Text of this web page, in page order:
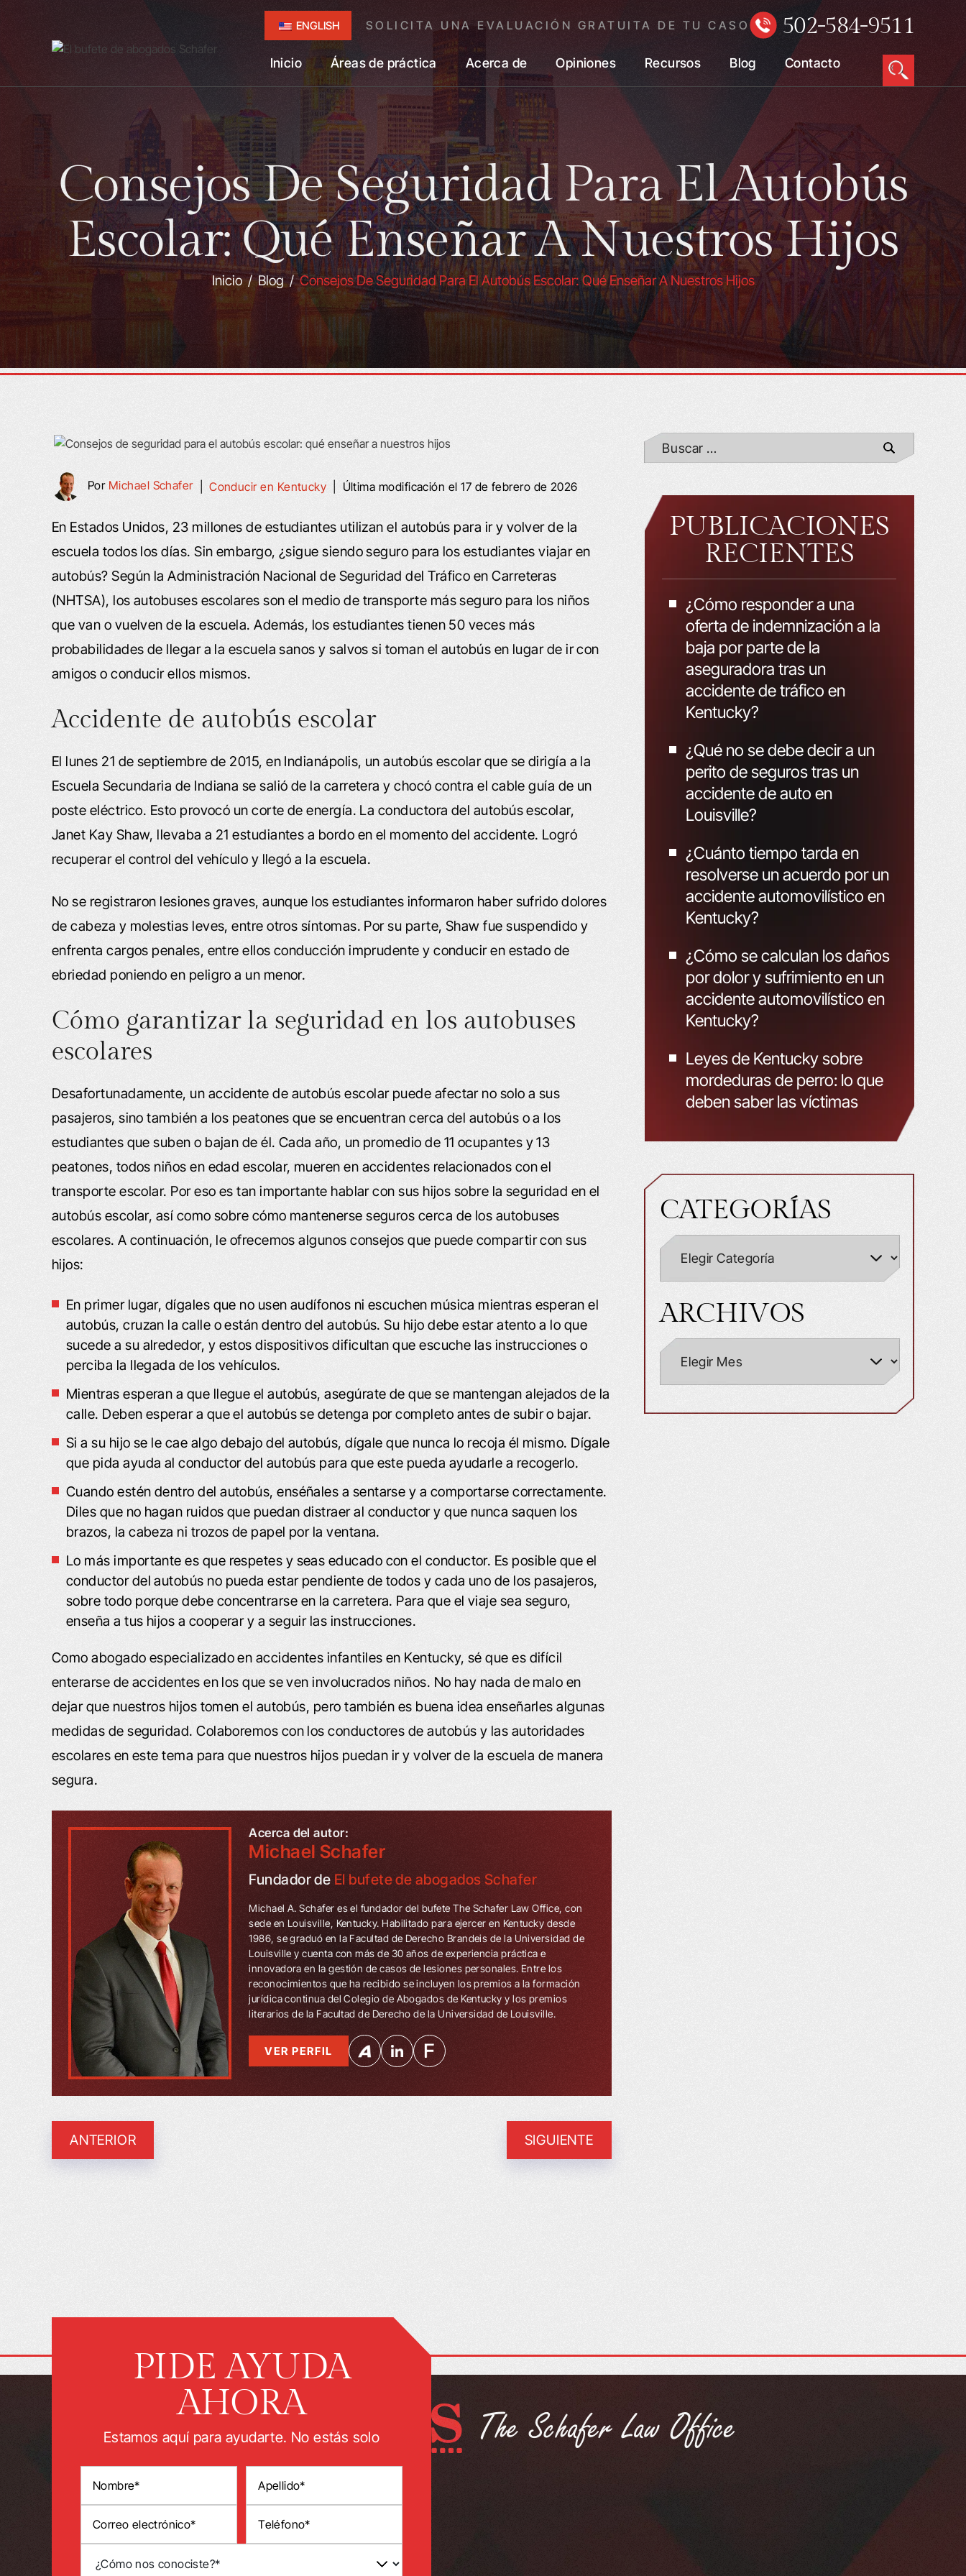
ENGLISH SOLICITA UNA EVALUACIÓN GRATUITA DE TU CASO 502-584-9511
Inicio Áreas de práctica Acerca de Opiniones Recursos Blog Contacto
Consejos De Seguridad Para El Autobús
Escolar: Qué Enseñar A Nuestros Hijos
Inicio/Blog/Consejos De Seguridad Para El Autobús Escolar: Qué Enseñar A Nuestros Hijos
Por Michael Schafer|Conducir en Kentucky Última modificación el 17 de febrero de 2026
En Estados Unidos, 23 millones de estudiantes utilizan el autobús para ir y volver de la
escuela todos los días. Sin embargo, ¿sigue siendo seguro para los estudiantes viajar en
autobús? Según la Administración Nacional de Seguridad del Tráfico en Carreteras
(NHTSA), los autobuses escolares son el medio de transporte más seguro para los niños
que van o vuelven de la escuela. Además, los estudiantes tienen 50 veces más
probabilidades de llegar a la escuela sanos y salvos si toman el autobús en lugar de ir con
amigos o conducir ellos mismos.
Accidente de autobús escolar
El lunes 21 de septiembre de 2015, en Indianápolis, un autobús escolar que se dirigía a la
Escuela Secundaria de Indiana se salió de la carretera y chocó contra el cable guía de un
poste eléctrico. Esto provocó un corte de energía. La conductora del autobús escolar,
Janet Kay Shaw, llevaba a 21 estudiantes a bordo en el momento del accidente. Logró
recuperar el control del vehículo y llegó a la escuela.
No se registraron lesiones graves, aunque los estudiantes informaron haber sufrido dolores
de cabeza y molestias leves, entre otros síntomas. Por su parte, Shaw fue suspendido y
enfrenta cargos penales, entre ellos conducción imprudente y conducir en estado de
ebriedad poniendo en peligro a un menor.
Cómo garantizar la seguridad en los autobuses
escolares
Desafortunadamente, un accidente de autobús escolar puede afectar no solo a sus
pasajeros, sino también a los peatones que se encuentran cerca del autobús o a los
estudiantes que suben o bajan de él. Cada año, un promedio de 11 ocupantes y 13
peatones, todos niños en edad escolar, mueren en accidentes relacionados con el
transporte escolar. Por eso es tan importante hablar con sus hijos sobre la seguridad en el
autobús escolar, así como sobre cómo mantenerse seguros cerca de los autobuses
escolares. A continuación, le ofrecemos algunos consejos que puede compartir con sus
hijos:
En primer lugar, dígales que no usen audífonos ni escuchen música mientras esperan el
autobús, cruzan la calle o están dentro del autobús. Su hijo debe estar atento a lo que
sucede a su alrededor, y estos dispositivos dificultan que escuche las instrucciones o
perciba la llegada de los vehículos.
Mientras esperan a que llegue el autobús, asegúrate de que se mantengan alejados de la
calle. Deben esperar a que el autobús se detenga por completo antes de subir o bajar.
Si a su hijo se le cae algo debajo del autobús, dígale que nunca lo recoja él mismo. Dígale
que pida ayuda al conductor del autobús para que este pueda ayudarle a recogerlo.
Cuando estén dentro del autobús, enséñales a sentarse y a comportarse correctamente.
Diles que no hagan ruidos que puedan distraer al conductor y que nunca saquen los
brazos, la cabeza ni trozos de papel por la ventana.
Lo más importante es que respetes y seas educado con el conductor. Es posible que el
conductor del autobús no pueda estar pendiente de todos y cada uno de los pasajeros,
sobre todo porque debe concentrarse en la carretera. Para que el viaje sea seguro,
enseña a tus hijos a cooperar y a seguir las instrucciones.
Como abogado especializado en accidentes infantiles en Kentucky, sé que es difícil
enterarse de accidentes en los que se ven involucrados niños. No hay nada de malo en
dejar que nuestros hijos tomen el autobús, pero también es buena idea enseñarles algunas
medidas de seguridad. Colaboremos con los conductores de autobús y las autoridades
escolares en este tema para que nuestros hijos puedan ir y volver de la escuela de manera
segura.
Acerca del autor:
Michael Schafer
Fundador de El bufete de abogados Schafer
Michael A. Schafer es el fundador del bufete The Schafer Law Office, con
sede en Louisville, Kentucky. Habilitado para ejercer en Kentucky desde
1986, se graduó en la Facultad de Derecho Brandeis de la Universidad de
Louisville y cuenta con más de 30 años de experiencia práctica e
innovadora en la gestión de casos de lesiones personales. Entre los
reconocimientos que ha recibido se incluyen los premios a la formación
jurídica continua del Colegio de Abogados de Kentucky y los premios
literarios de la Facultad de Derecho de la Universidad de Louisville.
VER PERFIL
ANTERIOR SIGUIENTE
PUBLICACIONES
RECIENTES
¿Cómo responder a una
oferta de indemnización a la
baja por parte de la
aseguradora tras un
accidente de tráfico en
Kentucky?
¿Qué no se debe decir a un
perito de seguros tras un
accidente de auto en
Louisville?
¿Cuánto tiempo tarda en
resolverse un acuerdo por un
accidente automovilístico en
Kentucky?
¿Cómo se calculan los daños
por dolor y sufrimiento en un
accidente automovilístico en
Kentucky?
Leyes de Kentucky sobre
mordeduras de perro: lo que
deben saber las víctimas
CATEGORÍAS
ARCHIVOS
PIDE AYUDA
AHORA
Estamos aquí para ayudarte. No estás solo